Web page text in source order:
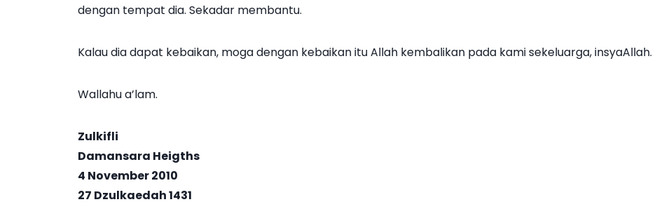
dengan tempat dia. Sekadar membantu.
Kalau dia dapat kebaikan, moga dengan kebaikan itu Allah kembalikan pada kami sekeluarga, insyaAllah.
Wallahu a’lam.
Zulkifli
Damansara Heigths
4 November 2010
27 Dzulkaedah 1431